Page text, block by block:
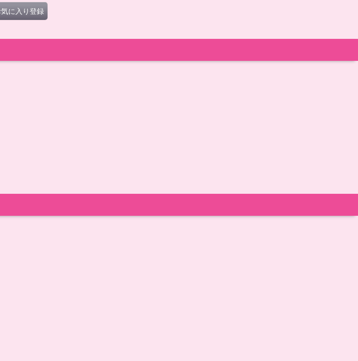
気に入り登録